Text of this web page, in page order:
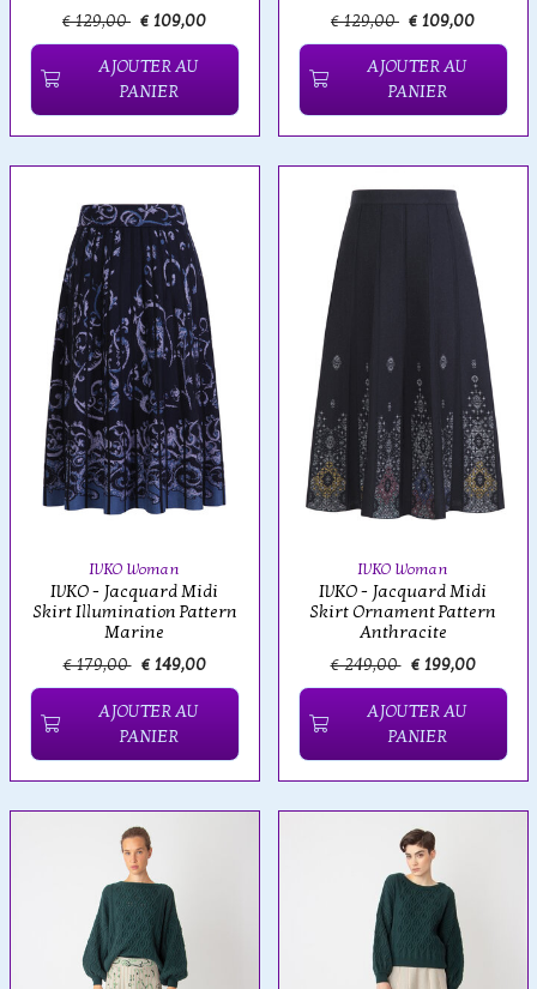
€ 129,00 € 109,00
AJOUTER AU
PANIER
€ 129,00 € 109,00
AJOUTER AU
PANIER
IVKO Woman
IVKO - Jacquard Midi
Skirt Illumination Pattern
Marine
€ 179,00 € 149,00
AJOUTER AU
PANIER
IVKO Woman
IVKO - Jacquard Midi
Skirt Ornament Pattern
Anthracite
€ 249,00 € 199,00
AJOUTER AU
PANIER